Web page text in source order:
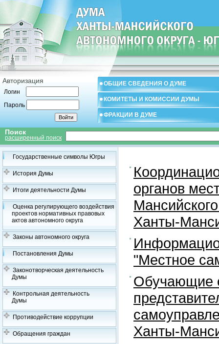
Авторизация
Логин
Пароль
ОБЩИЕ СВЕДЕНИЯ О ДУМЕ
КОМИТЕТЫ И КОМИССИИ ДУМЫ
ФРАКЦИИ В ДУМЕ
Поиск
расширенный поиск
Государственные символы Югры
История Думы
Итоги деятельности Думы
Оценка регулирующего воздействия
проектов нормативных правовых
актов автономного округа
Законы автономного округа
Постановления Думы
Законотворческая деятельность
Думы
Контрольная деятельность
Думы
Противодействие коррупции
Обращения граждан
органов
Ханты-
"Местное
Обучающие
Ханты-